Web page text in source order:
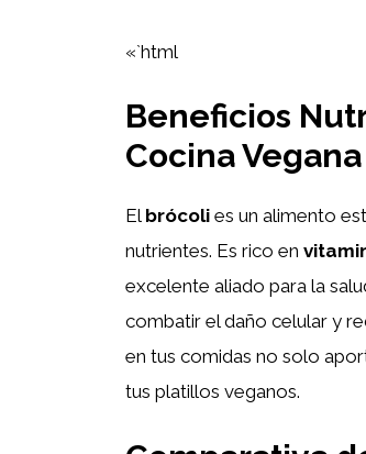
«`html
Beneficios
Cocina Vegana
El brócoli es un alimento
nutrientes. Es rico en
excelente aliado para la
combatir el daño celular y
en tus comidas no solo
tus platillos veganos.